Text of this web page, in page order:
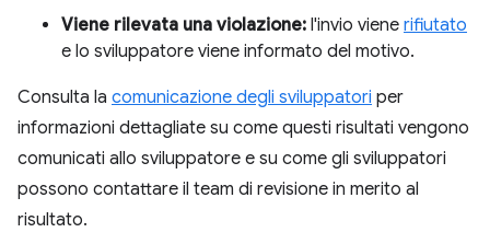
Viene rilevata una violazione: l'invio viene rifiutato
e lo sviluppatore viene informato del motivo.
Consulta la comunicazione degli sviluppatori per
informazioni dettagliate su come questi risultati vengono
comunicati allo sviluppatore e su come gli sviluppatori
possono contattare il team di revisione in merito al
risultato.